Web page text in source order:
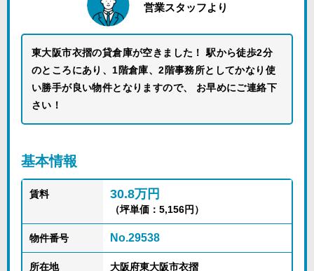
営業スタッフより
東大阪市衣摺の貸倉庫が空きました！ 駅から徒歩2分
のところにあり、1階倉庫、2階事務所としてかなり使
い勝手が良い物件となりますので、 お早めにご連絡下
さい！
基本情報
賃料 30.8万円
（坪単価：5,156円）
物件番号 No.29538
所在地 大阪府東大阪市衣摺